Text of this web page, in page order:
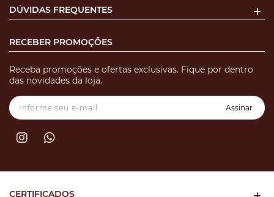
DÚVIDAS FREQUENTES
RECEBER PROMOÇÕES
Receba promoções e ofertas exclusivas. Fique por dentro
das novidades da loja.
Assinar
CERTIFICADOS